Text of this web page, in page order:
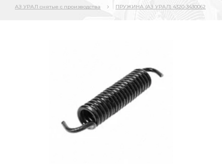
АЗ УРАЛ снятые с производства
ПРУЖИНА (АЗ УРАЛ) 4320-3430062